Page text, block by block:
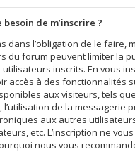
de m’inscrire ?
dans l’obligation de le faire,
du forum peuvent limiter la
inscrits. En vous
accès à des fonctionnalités
aux visiteurs, tels que
de la messagerie
aux autres
etc. L’inscription ne
nous vous